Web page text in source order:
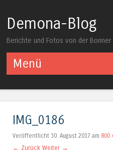
Demona-Blog
Berichte und Fotos von der Bonner
Menü
IMG_0186
Veröffentlicht 30. August 2017 am 800
← Zurück Weiter →